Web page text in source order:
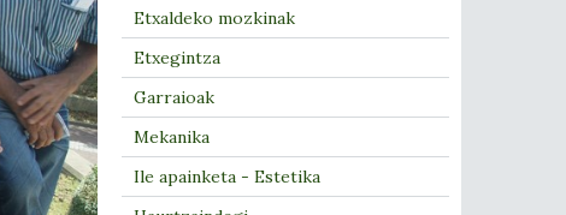
Etxaldeko mozkinak
Etxegintza
Garraioak
Mekanika
Ile apainketa - Estetika